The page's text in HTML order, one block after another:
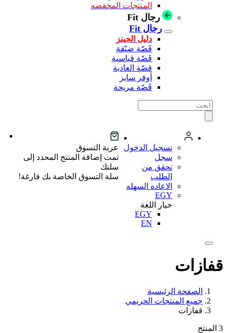
المنتجات المخفضه
رجال Fit
رجال Fit
دليل الجينز
قَصّة ضيّقة
قَصّة قياسية
قصّة العادية
أوفر سايز
قَصّة مريحة
تسجيل الدخول
سجل
تحقق من
الطلب
الاعاده السهله
EGY
خيار اللغة
EGY
EN
عربة التسوق
تمت إضافة المنتج المحدد إلى
سلتك
سلة التسوق الخاصة بك فارغة!
قفازات
الصفحة الرئيسية
جميع المنتجات الحريمي
قفازات
3 المنتج